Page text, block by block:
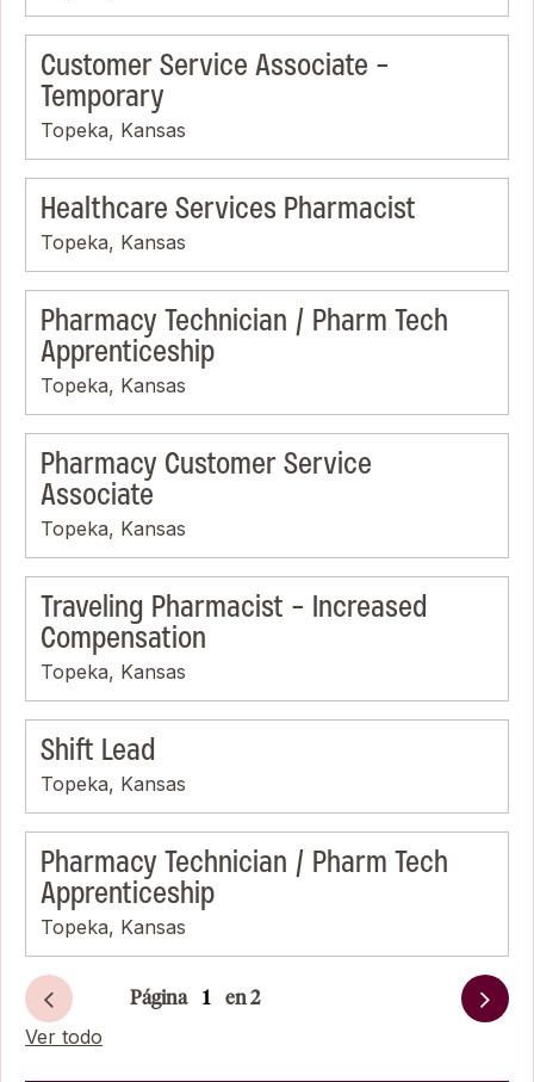
Customer Service Associate -
Temporary
Topeka, Kansas
Healthcare Services Pharmacist
Topeka, Kansas
Pharmacy Technician / Pharm Tech
Apprenticeship
Topeka, Kansas
Pharmacy Customer Service
Associate
Topeka, Kansas
Traveling Pharmacist - Increased
Compensation
Topeka, Kansas
Shift Lead
Topeka, Kansas
Pharmacy Technician / Pharm Tech
Apprenticeship
Topeka, Kansas
Página en 2
Ver todo